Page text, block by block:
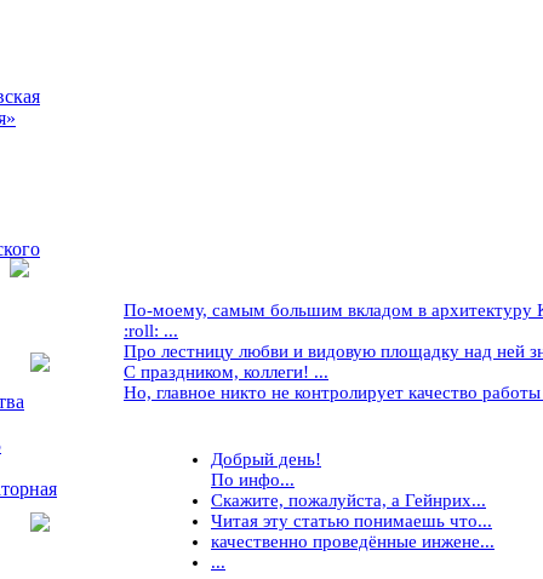
По-моему, самым большим вкладом в архитектуру
:roll: ...
Про лестницу любви и видовую площадку над ней
С праздником, коллеги! ...
Но, главное никто не контролирует качество
Добрый день!
По инфо...
Скажите, пожалуйста, а Гейнрих...
Читая эту статью понимаешь что...
качественно проведённые инжене...
...